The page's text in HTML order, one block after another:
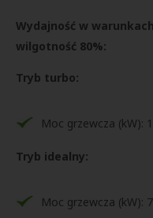
Wydajność w
wilgotność 80%:
Tryb turbo:
Moc grzewcza (kW):
Tryb idealny:
Moc grzewcza (kW):